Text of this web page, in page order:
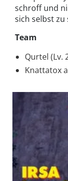
schroff und
sich selbst zu
Team
Qurtel (Lv.
Knattatox